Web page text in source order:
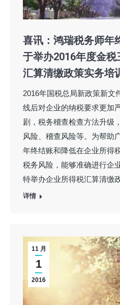
喜讯：鸿瑞税务师
于举办2016年度金
汇算清缴政策实务培
2016年国税总局新政策新文
线后对企业的纳税要求更加
剧，税务稽查检查方法升级
风险、稽查风险等。为帮助
年终结账和降低在企业所得
税务风险，能够准确进行企
特举办企业所得税汇算清缴
详情
11 月
1
2016